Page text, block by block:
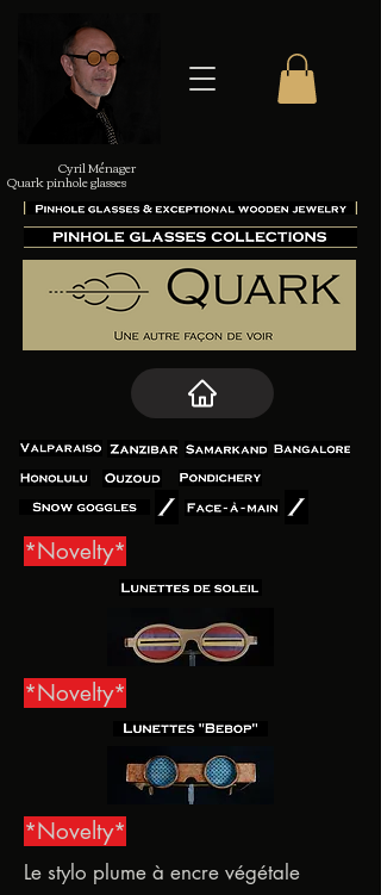
Cyril Ménager
Quark pinhole glasses
*Novelty*
*Novelty*
*Novelty*
Le stylo plume à encre végétale